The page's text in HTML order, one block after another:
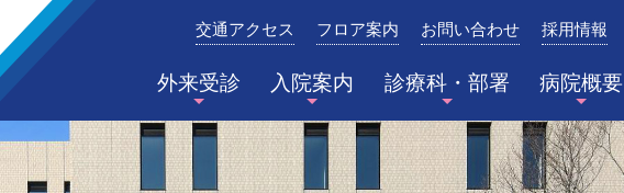
みたき総合病院〈三重県四日市市〉
外来受診 入院案内 診療科・部署 病院概要
交通アクセス フロア案内 お問い合わせ 採用情報